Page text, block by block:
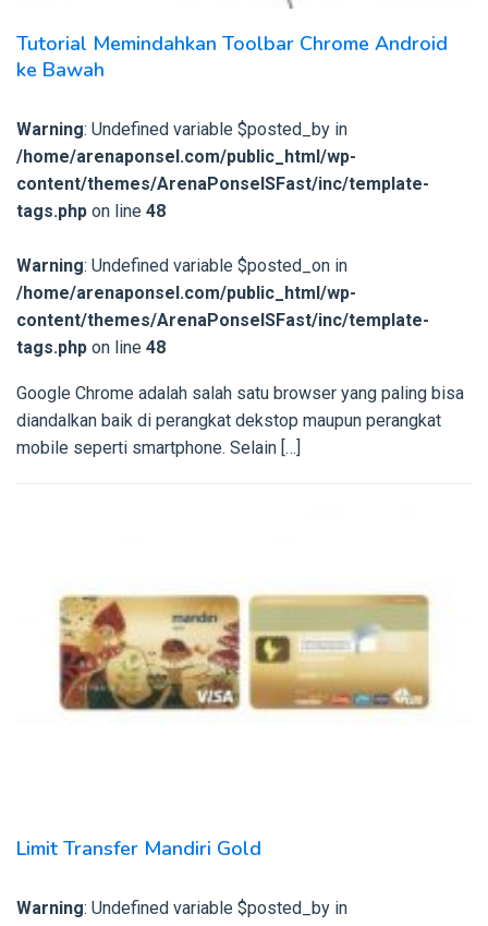
Tutorial Memindahkan Toolbar Chrome Android
ke Bawah
Warning: Undefined variable $posted_by in
/home/arenaponsel.com/public_html/wp-
content/themes/ArenaPonselSFast/inc/template-
tags.php on line 48
Warning: Undefined variable $posted_on in
/home/arenaponsel.com/public_html/wp-
content/themes/ArenaPonselSFast/inc/template-
tags.php on line 48
Google Chrome adalah salah satu browser yang paling bisa
diandalkan baik di perangkat dekstop maupun perangkat
mobile seperti smartphone. Selain […]
Limit Transfer Mandiri Gold
Warning: Undefined variable $posted_by in